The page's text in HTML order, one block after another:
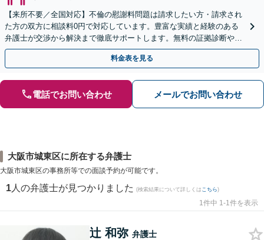
【来所不要／全国対応】不倫の慰謝料問題は請求したい方・請求され
た方の双方に相談料0円で対応しています。豊富な実績と経験のある
弁護士が交渉から解決まで徹底サポートします。無料の証拠診断や着
手金の返還保証もありますので安心してご相談ください。
料金表を見る
電話でお問い合わせ メールでお問い合わせ
大阪市城東区に所在する弁護士
大阪市城東区の事務所等での面談予約が可能です。
1 人の弁護士が見つかりました (検索結果について詳しくは こちら)
1件中 1-1件を表示
辻 和弥 弁護士